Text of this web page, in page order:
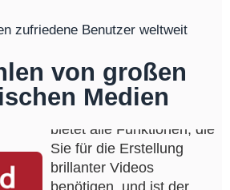
zufriedene Benutzer weltweit
von großen
Medien
VideoProc Vlogger ist
einfach zu bedienend,
bietet alle Funktionen, die
Sie für die Erstellung
brillanter Videos
benötigen, und ist der